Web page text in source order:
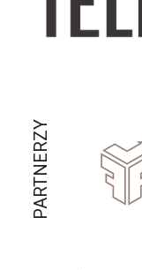
PARTNERZY